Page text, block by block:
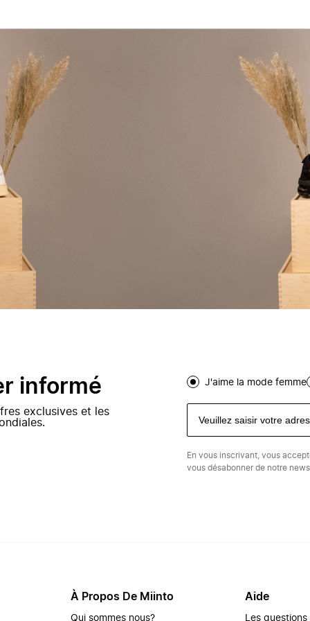
informé
exclusives et les
J'aime la mode femme
En vous inscrivant, vous
vous désabonner de notre
À Propos De Miinto
Qui sommes nous?
Aide
Les